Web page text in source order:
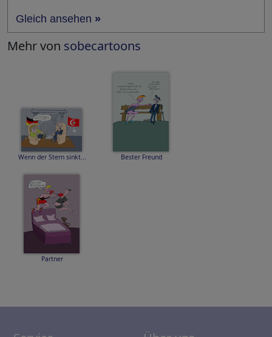
Gleich ansehen »
Mehr von sobecartoons
Wenn der Stern sinkt... Bester Freund
Partner